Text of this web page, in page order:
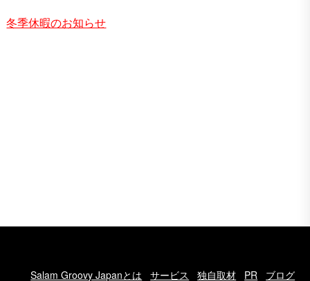
冬季休暇のお知らせ
Salam Groovy Japanとは サービス 独自取材 PR ブログ